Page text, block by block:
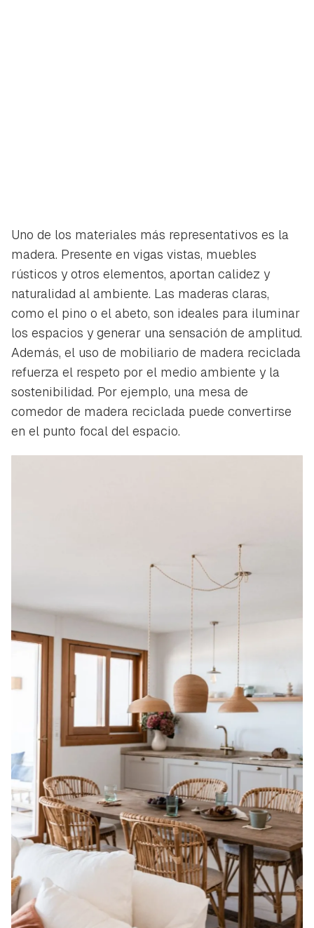
Guardar como favorito
Para poder guardar como favorito, primero has de
iniciar sesión con tu cuenta de Hogarmanía.
INICIAR SESIÓN CANCELAR
Uno de los materiales más representativos es la
madera. Presente en vigas vistas, muebles
rústicos y otros elementos, aportan calidez y
naturalidad al ambiente. Las maderas claras,
como el pino o el abeto, son ideales para iluminar
los espacios y generar una sensación de amplitud.
Además, el uso de mobiliario de madera reciclada
refuerza el respeto por el medio ambiente y la
sostenibilidad. Por ejemplo, una mesa de
comedor de madera reciclada puede convertirse
en el punto focal del espacio.
Contenido enviado
Gracias por suscribirte a nuestro boletín.
ACEPTAR